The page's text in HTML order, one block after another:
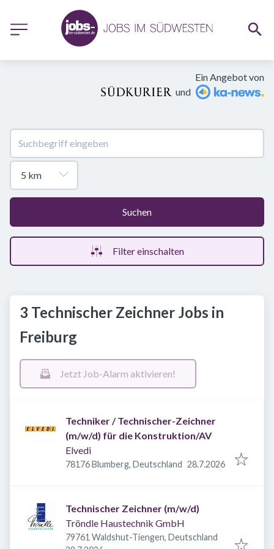
Ein Angebot von
und
Suchen
Filter einschalten
3 Technischer Zeichner Jobs in
Freiburg
Jetzt Job-Alarm aktivieren!
Techniker / Technischer-Zeichner
(m/w/d) für die Konstruktion/AV
Elvedi
78176 Blumberg, Deutschland Veröffentlicht:
28.7.2026
Technischer Zeichner (m/w/d)
Tröndle Haustechnik GmbH
79761 Waldshut-Tiengen, Deutschland